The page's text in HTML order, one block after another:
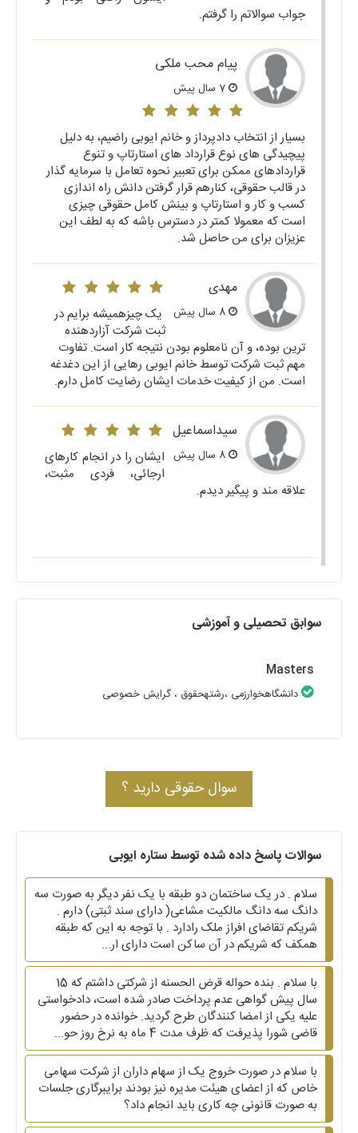
جواب سوالاتم را گرفتم.
پیام محب ملکی
بسیار از انتخاب دادپرداز و خانم ایوبی راضیم، به دلیل
پیچیدگی های نوع قرارداد های استارتاپ و تنوع
قراردادهای ممکن برای تعبیر نحوه تعامل با سرمایه گذار
در قالب حقوقی، کنارهم قرار گرفتن دانش راه اندازی
کسب و کار و استارتاپ و بینش کامل حقوقی چیزی
است که معمولا کمتر در دسترس باشه که به لطف این
عزیزان برای من حاصل شد.
مهدی
یک چیزهمیشه برایم در
ثبت شرکت آزاردهنده
ترین بوده، و آن نامعلوم بودن نتیجه کار است. تفاوت
مهم ثبت شرکت توسط خانم ایوبی رهایی از این دغدغه
است. من از کیفیت خدمات ایشان رضایت کامل دارم.
سیداسماعیل
ایشان را در انجام کارهای
ارجائی، فردی مثبت،
علاقه مند و پیگیر دیدم.
سوابق تحصیلی و آموزشی
Masters
دانشگاهخوارزمی ،رشتهحقوق ، گرایش خصوصی
سوال حقوقی دارید ؟
سوالات پاسخ داده شده توسط ستاره ایوبی
سلام . در یک ساختمان دو طبقه با یک نفر دیگر به صورت سه
دانگ سه دانگ مالکیت مشاعی( دارای سند ثبتی) دارم .
شریکم تقاضای افراز ملک رادارد . با توجه به این که طبقه
همکف که شریکم در آن ساکن است دارای ار...
با سلام . بنده حواله قرض الحسنه از شرکتی داشتم که 15
سال پیش گواهی عدم پرداخت صادر شده است، دادخواستی
علیه یکی از امضا کنندگان طرح گردید. خوانده در حضور
قاضی شورا پذیرفت که ظرف مدت 4 ماه به نرخ روز حو...
با سلام در صورت خروج یک از سهام داران از شرکت سهامی
خاص که از اعضای هیئت مدیره نیز بودند برایبرگاری جلسات
به صورت قانونی چه کاری باید انجام داد؟